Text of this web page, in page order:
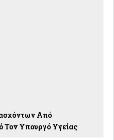
Από
Τον Υπουργό Υγείας